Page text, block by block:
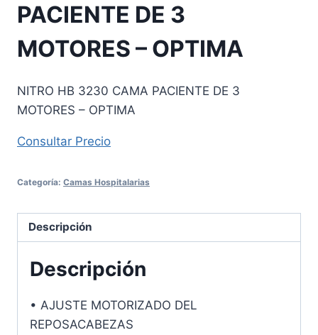
PACIENTE DE 3
MOTORES – OPTIMA
NITRO HB 3230 CAMA PACIENTE DE 3
MOTORES – OPTIMA
Consultar Precio
Categoría: Camas Hospitalarias
Descripción
Descripción
• AJUSTE MOTORIZADO DEL
REPOSACABEZAS